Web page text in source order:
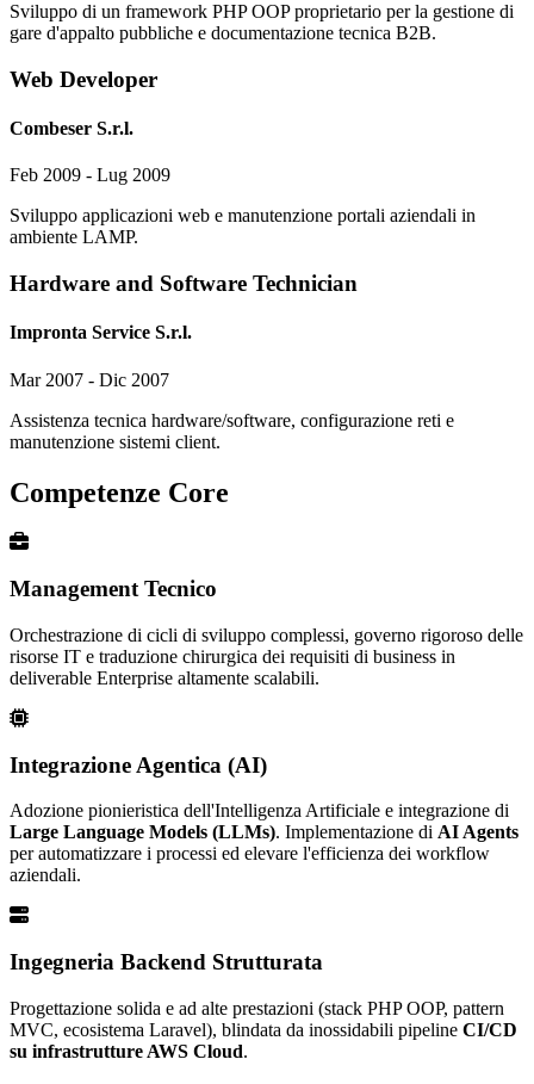
Sviluppo di un framework PHP OOP proprietario per la gestione di
gare d'appalto pubbliche e documentazione tecnica B2B.
Web Developer
Combeser S.r.l.
Feb 2009 - Lug 2009
Sviluppo applicazioni web e manutenzione portali aziendali in
ambiente LAMP.
Hardware and Software Technician
Impronta Service S.r.l.
Mar 2007 - Dic 2007
Assistenza tecnica hardware/software, configurazione reti e
manutenzione sistemi client.
Competenze Core
Management Tecnico
Orchestrazione di cicli di sviluppo complessi, governo rigoroso delle
risorse IT e traduzione chirurgica dei requisiti di business in
deliverable Enterprise altamente scalabili.
Integrazione Agentica (AI)
Adozione pionieristica dell'Intelligenza Artificiale e integrazione di
Large Language Models (LLMs). Implementazione di AI Agents
per automatizzare i processi ed elevare l'efficienza dei workflow
aziendali.
Ingegneria Backend Strutturata
Progettazione solida e ad alte prestazioni (stack PHP OOP, pattern
MVC, ecosistema Laravel), blindata da inossidabili pipeline CI/CD
su infrastrutture AWS Cloud.